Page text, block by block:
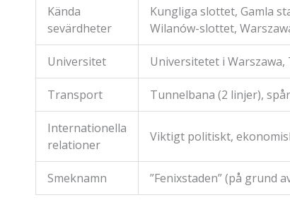
Kända
sevärdheter
Kungliga slottet, Gamla
Wilanów-slottet,
Universitet Universitetet i
Transport Tunnelbana (2 linjer),
Internationella
relationer
Viktigt politiskt,
Smeknamn ”Fenixstaden” (på grund